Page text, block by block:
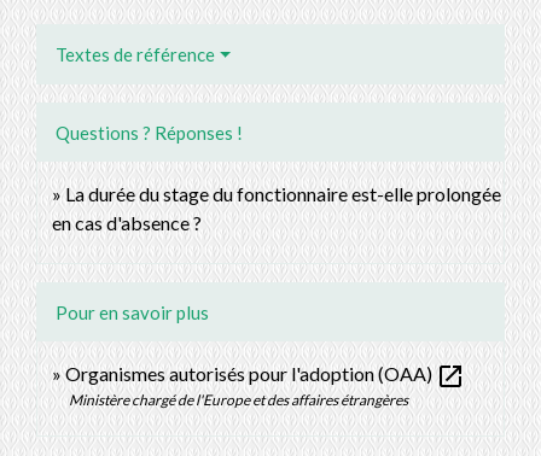
Textes de référence
Questions ? Réponses !
La durée du stage du fonctionnaire est-elle prolongée
en cas d'absence ?
Pour en savoir plus
Organismes autorisés pour l'adoption (OAA) open_in_new
Ministère chargé de l'Europe et des affaires étrangères